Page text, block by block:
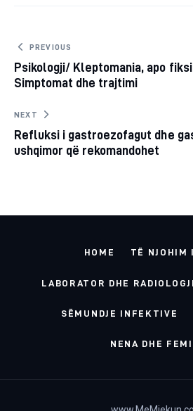
Post
navigation
PREVIOUS
Psikologji/ Kleptomania, apo
Simptomat dhe trajtimi
NEXT
Refluksi i gastroezofagut dhe
ushqimor që rekomandohet
HOME TË NJOHIM
LABORATOR DHE RADIOLOGJI
SËMUNDJE INFEKTIVE
NENA DHE